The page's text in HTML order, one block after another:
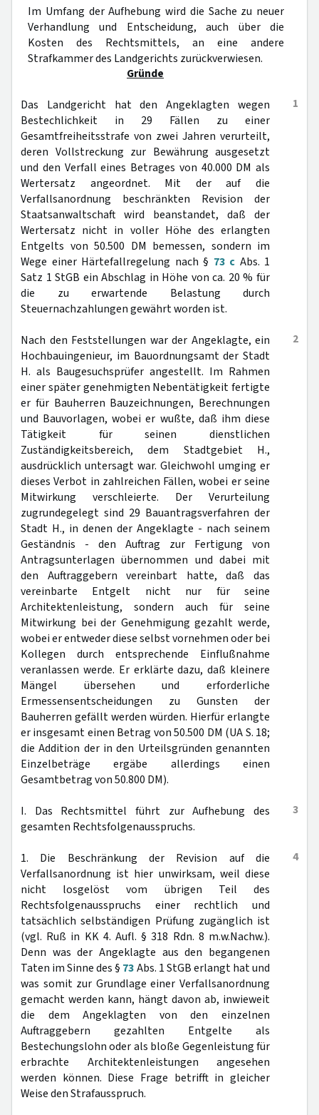
Im Umfang der Aufhebung wird die Sache zu neuer
Verhandlung und Entscheidung, auch über die
Kosten des Rechtsmittels, an eine andere
Strafkammer des Landgerichts zurückverwiesen.
Gründe
1
Das Landgericht hat den Angeklagten wegen
Bestechlichkeit in 29 Fällen zu einer
Gesamtfreiheitsstrafe von zwei Jahren verurteilt,
deren Vollstreckung zur Bewährung ausgesetzt
und den Verfall eines Betrages von 40.000 DM als
Wertersatz angeordnet. Mit der auf die
Verfallsanordnung beschränkten Revision der
Staatsanwaltschaft wird beanstandet, daß der
Wertersatz nicht in voller Höhe des erlangten
Entgelts von 50.500 DM bemessen, sondern im
Wege einer Härtefallregelung nach § 73 c Abs. 1
Satz 1 StGB ein Abschlag in Höhe von ca. 20 % für
die zu erwartende Belastung durch
Steuernachzahlungen gewährt worden ist.
2
Nach den Feststellungen war der Angeklagte, ein
Hochbauingenieur, im Bauordnungsamt der Stadt
H. als Baugesuchsprüfer angestellt. Im Rahmen
einer später genehmigten Nebentätigkeit fertigte
er für Bauherren Bauzeichnungen, Berechnungen
und Bauvorlagen, wobei er wußte, daß ihm diese
Tätigkeit für seinen dienstlichen
Zuständigkeitsbereich, dem Stadtgebiet H.,
ausdrücklich untersagt war. Gleichwohl umging er
dieses Verbot in zahlreichen Fällen, wobei er seine
Mitwirkung verschleierte. Der Verurteilung
zugrundegelegt sind 29 Bauantragsverfahren der
Stadt H., in denen der Angeklagte - nach seinem
Geständnis - den Auftrag zur Fertigung von
Antragsunterlagen übernommen und dabei mit
den Auftraggebern vereinbart hatte, daß das
vereinbarte Entgelt nicht nur für seine
Architektenleistung, sondern auch für seine
Mitwirkung bei der Genehmigung gezahlt werde,
wobei er entweder diese selbst vornehmen oder bei
Kollegen durch entsprechende Einflußnahme
veranlassen werde. Er erklärte dazu, daß kleinere
Mängel übersehen und erforderliche
Ermessensentscheidungen zu Gunsten der
Bauherren gefällt werden würden. Hierfür erlangte
er insgesamt einen Betrag von 50.500 DM (UA S. 18;
die Addition der in den Urteilsgründen genannten
Einzelbeträge ergäbe allerdings einen
Gesamtbetrag von 50.800 DM).
3
I. Das Rechtsmittel führt zur Aufhebung des
gesamten Rechtsfolgenausspruchs.
4
1. Die Beschränkung der Revision auf die
Verfallsanordnung ist hier unwirksam, weil diese
nicht losgelöst vom übrigen Teil des
Rechtsfolgenausspruchs einer rechtlich und
tatsächlich selbständigen Prüfung zugänglich ist
(vgl. Ruß in KK 4. Aufl. § 318 Rdn. 8 m.w.Nachw.).
Denn was der Angeklagte aus den begangenen
Taten im Sinne des § 73Abs. 1 StGB erlangt hat und
was somit zur Grundlage einer Verfallsanordnung
gemacht werden kann, hängt davon ab, inwieweit
die dem Angeklagten von den einzelnen
Auftraggebern gezahlten Entgelte als
Bestechungslohn oder als bloße Gegenleistung für
erbrachte Architektenleistungen angesehen
werden können. Diese Frage betrifft in gleicher
Weise den Strafausspruch.